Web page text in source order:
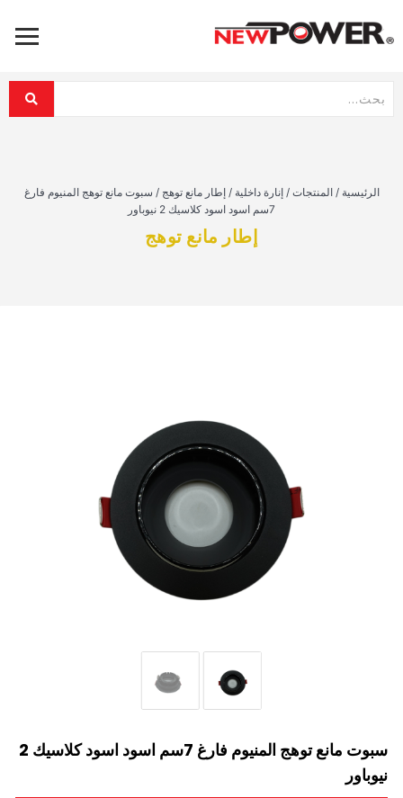
الرئيسية / المنتجات / إنارة داخلية / إطار مانع توهج / سبوت مانع توهج المنيوم فارغ
7سم اسود اسود كلاسيك 2 نيوباور
إطار مانع توهج
سبوت مانع توهج المنيوم فارغ 7سم اسود اسود كلاسيك 2
نيوباور